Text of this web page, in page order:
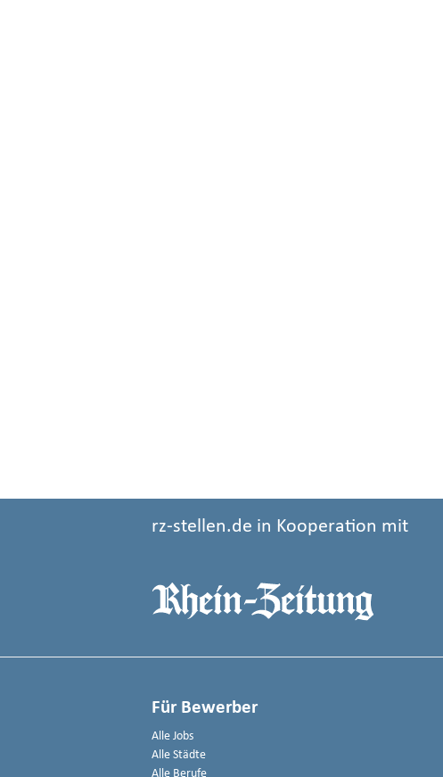
rz-stellen.de in Kooperation mit
Für Bewerber
Alle Jobs
Alle Städte
Alle Berufe